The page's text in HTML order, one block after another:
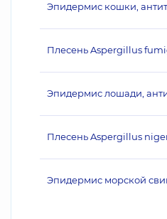
Эпидермис кошки,
Плесень Aspergillus
Эпидермис лошади,
Плесень Aspergillus
Эпидермис морской